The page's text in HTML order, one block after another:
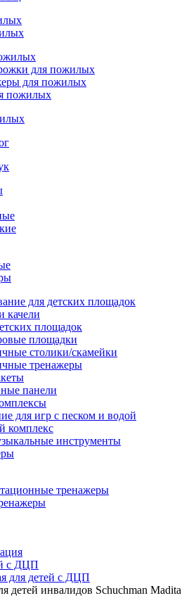
для пожилых
для пожилых
пожилых
для детских площадок
качели
площадок
площадки
столики/скамейки
тренажеры
панели
для игр с песком и водой
комплекс
инструменты
тренажеры
с ДЦП
для детей с ДЦП
детей инвалидов Schuchman Madita